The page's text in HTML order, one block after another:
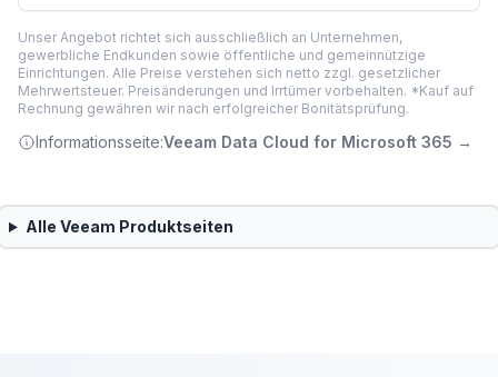
Unser Angebot richtet sich ausschließlich an Unternehmen,
gewerbliche Endkunden sowie öffentliche und gemeinnützige
Einrichtungen. Alle Preise verstehen sich netto zzgl. gesetzlicher
Mehrwertsteuer. Preisänderungen und Irrtümer vorbehalten. *Kauf auf
Rechnung gewähren wir nach erfolgreicher Bonitätsprüfung.
Informationsseite:Veeam Data Cloud for Microsoft 365 →
Alle Veeam Produktseiten